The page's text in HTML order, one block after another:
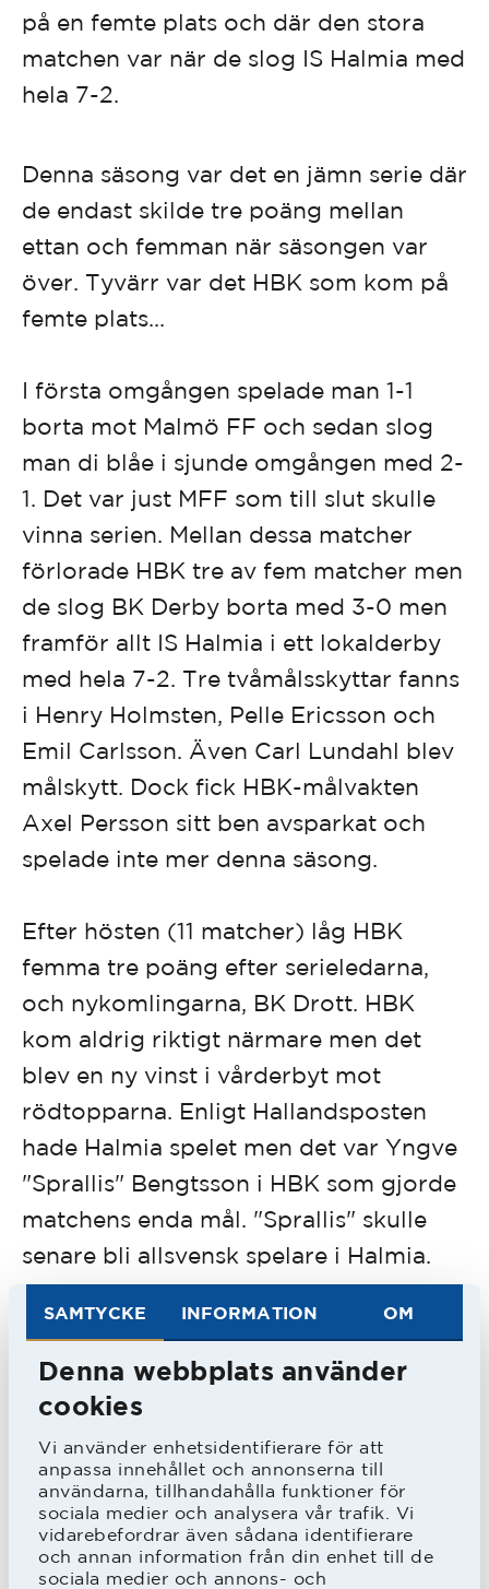
SAMTYCKE INFORMATION OM
Denna webbplats använder
cookies
Vi använder enhetsidentifierare för att
anpassa innehållet och annonserna till
användarna, tillhandahålla funktioner för
sociala medier och analysera vår trafik. Vi
vidarebefordrar även sådana identifierare
och annan information från din enhet till de
sociala medier och annons- och
på en femte plats och där den stora
matchen var när de slog IS Halmia med
hela 7-2.
Denna säsong var det en jämn serie där
de endast skilde tre poäng mellan
ettan och femman när säsongen var
över. Tyvärr var det HBK som kom på
femte plats...
I första omgången spelade man 1-1
borta mot Malmö FF och sedan slog
man di blåe i sjunde omgången med 2-
1. Det var just MFF som till slut skulle
vinna serien. Mellan dessa matcher
förlorade HBK tre av fem matcher men
de slog BK Derby borta med 3-0 men
framför allt IS Halmia i ett lokalderby
med hela 7-2. Tre tvåmålsskyttar fanns
i Henry Holmsten, Pelle Ericsson och
Emil Carlsson. Även Carl Lundahl blev
målskytt. Dock fick HBK-målvakten
Axel Persson sitt ben avsparkat och
spelade inte mer denna säsong.
Efter hösten (11 matcher) låg HBK
femma tre poäng efter serieledarna,
och nykomlingarna, BK Drott. HBK
kom aldrig riktigt närmare men det
blev en ny vinst i vårderbyt mot
rödtopparna. Enligt Hallandsposten
hade Halmia spelet men det var Yngve
"Sprallis" Bengtsson i HBK som gjorde
matchens enda mål. "Sprallis" skulle
senare bli allsvensk spelare i Halmia.
HBK avslutade senare serien med
dubbla segrar mot Kalmar FF, klar
jumbo i serien.
1930/31
SerieDiv II Södra
Placering 5:a
Största segerHBK - IS Halmia 7 - 2